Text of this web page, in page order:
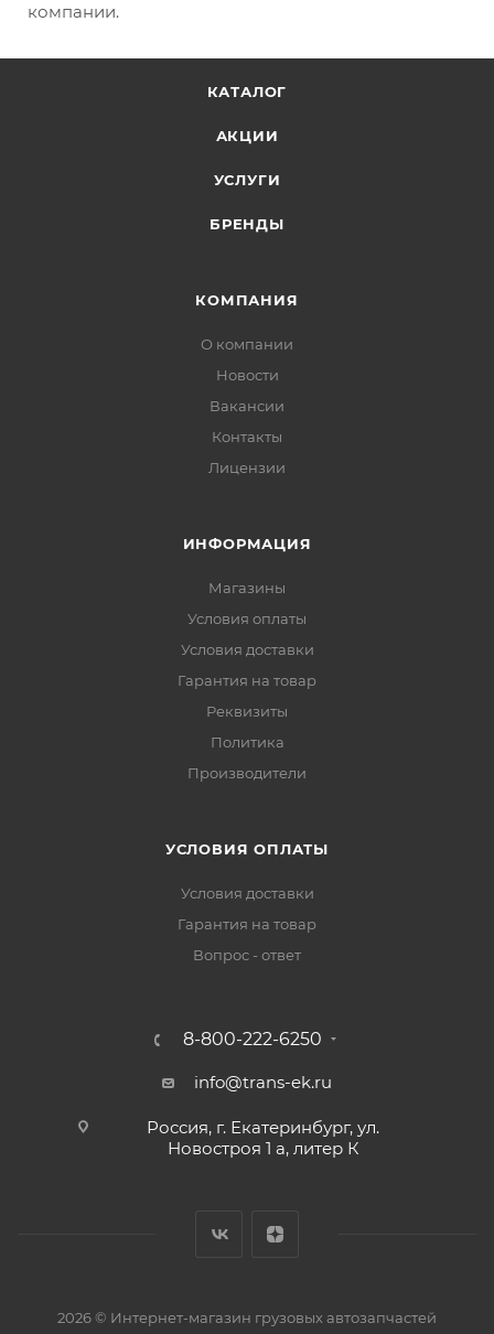
компании.
КАТАЛОГ
АКЦИИ
УСЛУГИ
БРЕНДЫ
КОМПАНИЯ
О компании
Новости
Вакансии
Контакты
Лицензии
ИНФОРМАЦИЯ
Магазины
Условия оплаты
Условия доставки
Гарантия на товар
Реквизиты
Политика
Производители
УСЛОВИЯ ОПЛАТЫ
Условия доставки
Гарантия на товар
Вопрос - ответ
8-800-222-6250
info@trans-ek.ru
Россия, г. Екатеринбург, ул.
Новостроя 1 а, литер К
2026 © Интернет-магазин грузовых автозапчастей